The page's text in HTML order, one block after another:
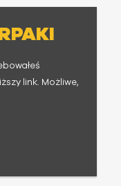
link. Możliwe,